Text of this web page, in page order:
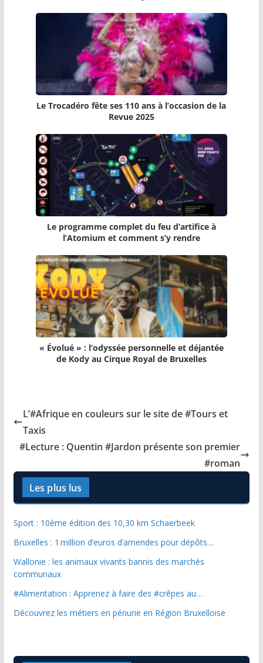
Le Trocadéro fête ses 110 ans à l’occasion de la
Revue 2025
Le programme complet du feu d’artifice à
l’Atomium et comment s’y rendre
« Évolué » : l’odyssée personnelle et déjantée
de Kody au Cirque Royal de Bruxelles
L’#Afrique en couleurs sur le site de #Tours et
Taxis
#Lecture : Quentin #Jardon présente son premier
#roman
Les plus lus
Sport : 10ème édition des 10,30 km Schaerbeek
Bruxelles : 1 million d’euros d’amendes pour dépôts…
Wallonie : les animaux vivants bannis des marchés
communaux
#Alimentation : Apprenez à faire des #crêpes au…
Découvrez les métiers en pénurie en Région Bruxelloise